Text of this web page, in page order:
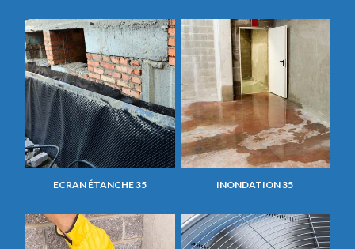
ECRAN ÉTANCHE 35 INONDATION 35